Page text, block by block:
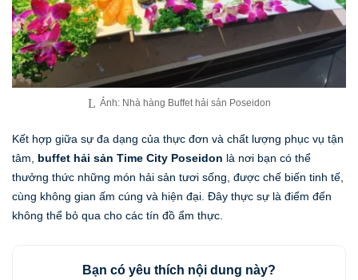
Ảnh: Nhà hàng Buffet hải sản Poseidon
Kết hợp giữa sự đa dạng của thực đơn và chất lượng phục vụ tận
tâm, buffet hải sản Time City Poseidon là nơi bạn có thể
thưởng thức những món hải sản tươi sống, được chế biến tinh tế,
cùng không gian ấm cúng và hiện đại. Đây thực sự là điểm đến
không thể bỏ qua cho các tín đồ ẩm thực.
Bạn có yêu thích nội dung này?